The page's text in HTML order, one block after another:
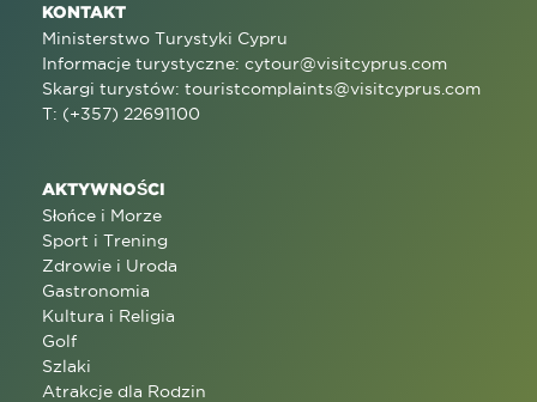
KONTAKT
Ministerstwo Turystyki Cypru
Informacje turystyczne: cytour@visitcyprus.com
Skargi turystów: touristcomplaints@visitcyprus.com
T: (+357) 22691100
AKTYWNOŚCI
Słońce i Morze
Sport i Trening
Zdrowie i Uroda
Gastronomia
Kultura i Religia
Golf
Szlaki
Atrakcje dla Rodzin